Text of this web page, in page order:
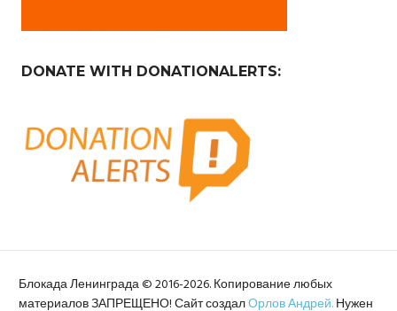
DONATE WITH DONATIONALERTS:
Блокада Ленинграда © 2016-2026. Копирование любых
материалов ЗАПРЕЩЕНО! Сайт создалОрлов Андрей.Нужен